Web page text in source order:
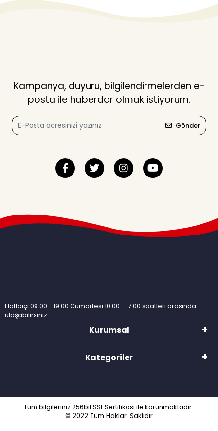
Kampanya, duyuru, bilgilendirmelerden e-
posta ile haberdar olmak istiyorum.
Gönder
Haftaiçi 09:00 - 19:00 Cumartesi 10:00 - 17:00 saatleri arasında
ulaşabilirsiniz.
Kurumsal
Kategoriler
Tüm bilgileriniz 256bit SSL Sertifikası ile korunmaktadır.
© 2022 Tüm Hakları Saklıdır